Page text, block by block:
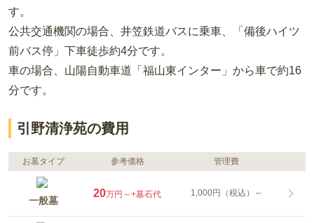
す。
公共交通機関の場合、井笠鉄道バスに乗車、「備後ハイツ
前バス停」下車徒歩約4分です。
車の場合、山陽自動車道「福山東インター」から車で約16
分です。
引野清浄苑の費用
お墓タイプ 参考価格 管理費
一般墓
20万円～+墓石代 1,000円（税込）～